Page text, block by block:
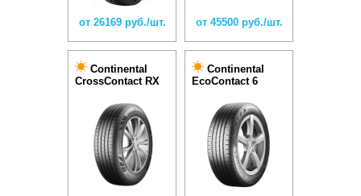
от 26169 руб./шт. от 45500 руб./шт.
Continental
CrossContact RX
Continental
EcoContact 6